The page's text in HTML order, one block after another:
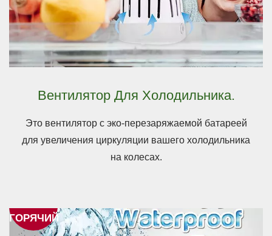
Вентилятор Для Холодильника.
Это вентилятор с эко-перезаряжаемой батареей
для увеличения циркуляции вашего холодильника
на колесах.
ГОРЯЧИЙ